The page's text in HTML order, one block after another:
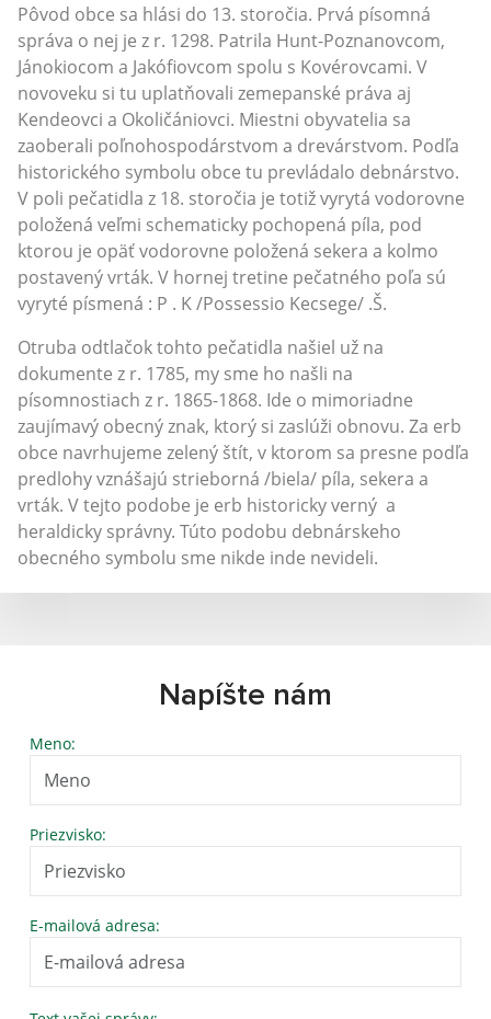
Pôvod obce sa hlási do 13. storočia. Prvá písomná
správa o nej je z r. 1298. Patrila Hunt-Poznanovcom,
Jánokiocom a Jakófiovcom spolu s Kovérovcami. V
novoveku si tu uplatňovali zemepanské práva aj
Kendeovci a Okoličániovci. Miestni obyvatelia sa
zaoberali poľnohospodárstvom a drevárstvom. Podľa
historického symbolu obce tu prevládalo debnárstvo.
V poli pečatidla z 18. storočia je totiž vyrytá vodorovne
položená veľmi schematicky pochopená píla, pod
ktorou je opäť vodorovne položená sekera a kolmo
postavený vrták. V hornej tretine pečatného poľa sú
vyryté písmená : P . K /Possessio Kecsege/ .Š.
Otruba odtlačok tohto pečatidla našiel už na
dokumente z r. 1785, my sme ho našli na
písomnostiach z r. 1865-1868. Ide o mimoriadne
zaujímavý obecný znak, ktorý si zaslúži obnovu. Za erb
obce navrhujeme zelený štít, v ktorom sa presne podľa
predlohy vznášajú strieborná /biela/ píla, sekera a
vrták. V tejto podobe je erb historicky verný a
heraldicky správny. Túto podobu debnárskeho
obecného symbolu sme nikde inde nevideli.
Napíšte nám
Meno:
Priezvisko:
E-mailová adresa: